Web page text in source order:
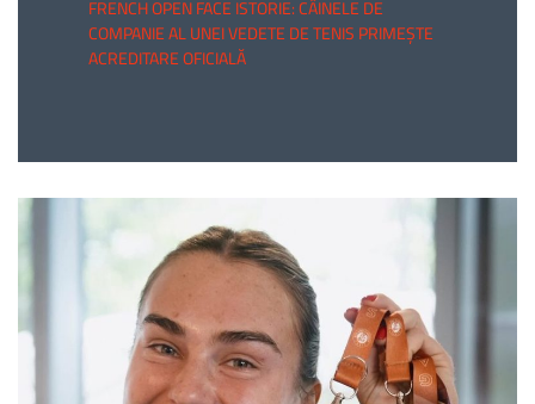
FRENCH OPEN FACE ISTORIE: CÂINELE DE
COMPANIE AL UNEI VEDETE DE TENIS PRIMEȘTE
ACREDITARE OFICIALĂ